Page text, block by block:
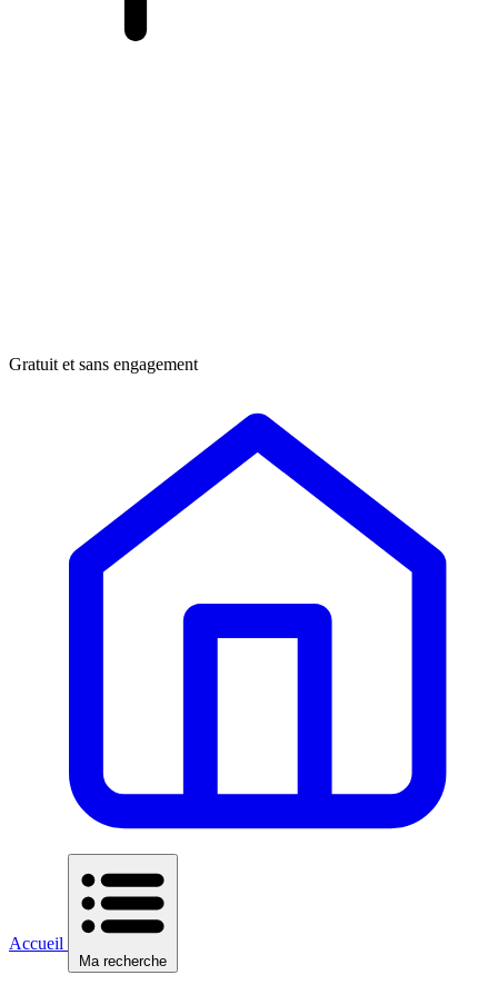
Gratuit et sans engagement
Accueil
Ma recherche